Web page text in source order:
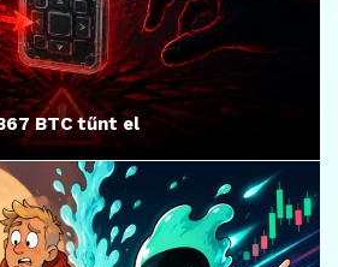
BTC tűnt el